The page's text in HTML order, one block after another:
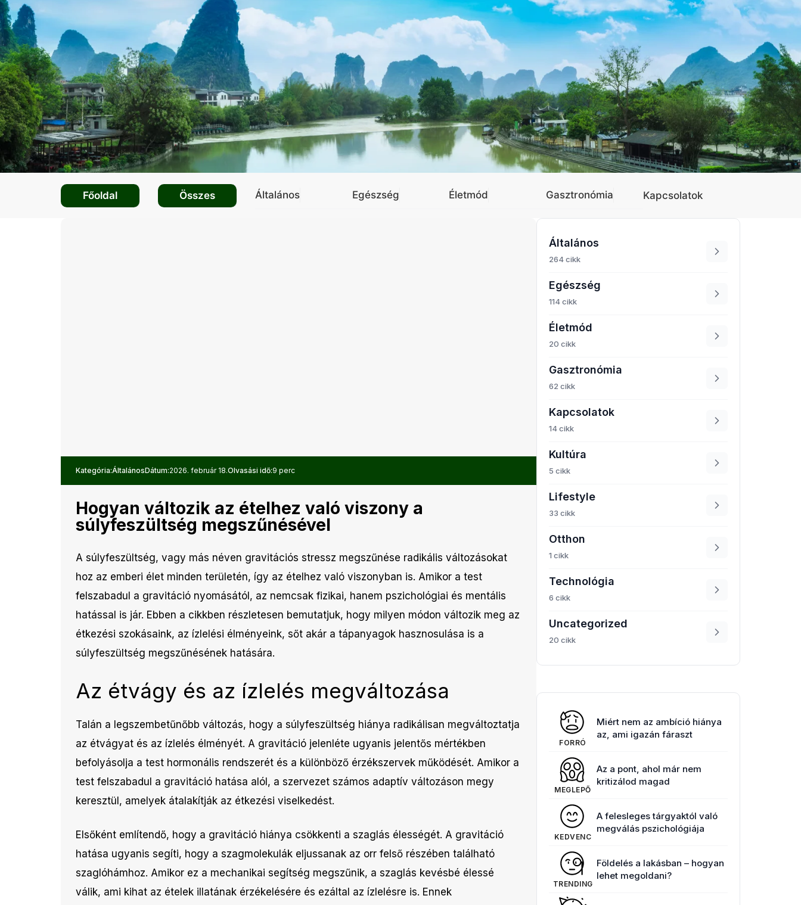
Főoldal Összes Általános Egészség Életmód Gasztronómia Kapcsolatok
Kategória:ÁltalánosDátum:2026. február 18.Olvasási idő:9 perc
Hogyan változik az ételhez való viszony a
súlyfeszültség megszűnésével
A súlyfeszültség, vagy más néven gravitációs stressz megszűnése radikális változásokat
hoz az emberi élet minden területén, így az ételhez való viszonyban is. Amikor a test
felszabadul a gravitáció nyomásától, az nemcsak fizikai, hanem pszichológiai és mentális
hatással is jár. Ebben a cikkben részletesen bemutatjuk, hogy milyen módon változik meg az
étkezési szokásaink, az ízlelési élményeink, sőt akár a tápanyagok hasznosulása is a
súlyfeszültség megszűnésének hatására.
Az étvágy és az ízlelés megváltozása
Talán a legszembetűnőbb változás, hogy a súlyfeszültség hiánya radikálisan megváltoztatja
az étvágyat és az ízlelés élményét. A gravitáció jelenléte ugyanis jelentős mértékben
befolyásolja a test hormonális rendszerét és a különböző érzékszervek működését. Amikor a
test felszabadul a gravitáció hatása alól, a szervezet számos adaptív változáson megy
keresztül, amelyek átalakítják az étkezési viselkedést.
Elsőként említendő, hogy a gravitáció hiánya csökkenti a szaglás élességét. A gravitáció
hatása ugyanis segíti, hogy a szagmolekulák eljussanak az orr felső részében található
szaglóhámhoz. Amikor ez a mechanikai segítség megszűnik, a szaglás kevésbé élessé
válik, ami kihat az ételek illatának érzékelésére és ezáltal az ízlelésre is. Ennek
Általános
264 cikk
Egészség
114 cikk
Életmód
20 cikk
Gasztronómia
62 cikk
Kapcsolatok
14 cikk
Kultúra
5 cikk
Lifestyle
33 cikk
Otthon
1 cikk
Technológia
6 cikk
Uncategorized
20 cikk
FORRÓ
Miért nem az ambíció hiánya
az, ami igazán fáraszt
MEGLEPŐ
Az a pont, ahol már nem
kritizálod magad
KEDVENC
A felesleges tárgyaktól való
megválás pszichológiája
TRENDING
Földelés a lakásban – hogyan
lehet megoldani?